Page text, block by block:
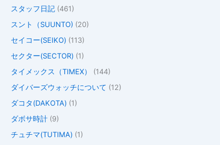
スタッフ日記 (461)
スント（SUUNTO) (20)
セイコー(SEIKO) (113)
セクター(SECTOR) (1)
タイメックス（TIMEX）
(144)
ダイバーズウォッチについて (12)
ダコタ(DAKOTA) (1)
ダボサ時計 (9)
チュチマ(TUTIMA) (1)